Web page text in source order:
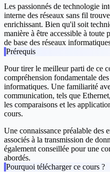
Les passionnés de technologie
interne des réseaux sans fil
enrichissant. Bien qu'il soit
manière à être accessible à toute
de base des réseaux
Prérequis
Pour tirer le meilleur parti de ce
compréhension fondamentale
informatiques. Une familiarité
communication, tels que
les comparaisons et les
cours.
Une connaissance préalable des
associés à la transmission de
également conseillée pour une
abordés.
Pourquoi télécharger ce cours ?